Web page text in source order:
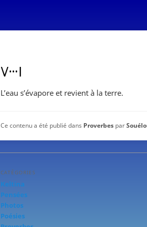
ⴸⵈⵏ
L’eau s’évapore et revient à la terre.
Ce contenu a été publié dans Proverbes par
CATÉGORIES
Keltina
Pensées
Photos
Poésies